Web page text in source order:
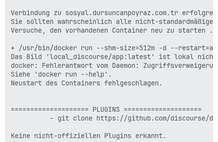
Verbindung zu sosyal.dursuncanpoyraz.com.tr
Sie sollten wahrscheinlich alle nicht-
Versuche, den vorhandenen Container neu zu
+ /usr/bin/docker run --shm-size=512m -d --restart=always -e
Das Bild 'local_discourse/app:latest' ist lokal nicht
docker: Fehlerantwort vom Daemon:
Siehe 'docker run --help'.
Neustart des Containers fehlgeschlagen.
==================== PLUGINS ====================
- git clone https://github.com/discourse/
Keine nicht-offiziellen Plugins erkannt.